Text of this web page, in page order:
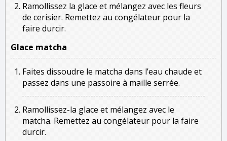
Ramollissez la glace et mélangez avec les fleurs
de cerisier. Remettez au congélateur pour la
faire durcir.
Glace matcha
Faites dissoudre le matcha dans l’eau chaude et
passez dans une passoire à maille serrée.
Ramollissez-la glace et mélangez avec le
matcha. Remettez au congélateur pour la faire
durcir.